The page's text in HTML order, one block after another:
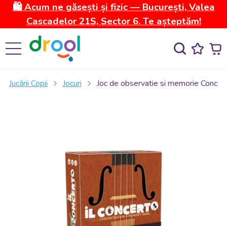
🛍️ Acum ne găsești și fizic — București, Valea
Cascadelor 21S, Sector 6. Te așteptăm!
Jucării Copii Jocuri Joc de observatie si memorie